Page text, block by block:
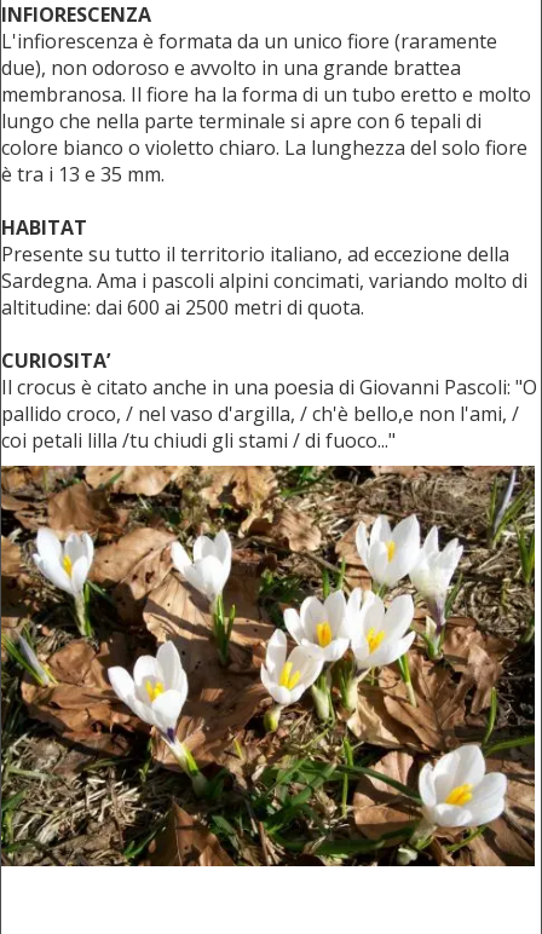
INFIORESCENZA
L'infiorescenza è formata da un unico fiore (raramente
due), non odoroso e avvolto in una grande brattea
membranosa. Il fiore ha la forma di un tubo eretto e molto
lungo che nella parte terminale si apre con 6 tepali di
colore bianco o violetto chiaro. La lunghezza del solo fiore
è tra i 13 e 35 mm.
HABITAT
Presente su tutto il territorio italiano, ad eccezione della
Sardegna. Ama i pascoli alpini concimati, variando molto di
altitudine: dai 600 ai 2500 metri di quota.
CURIOSITA’
Il crocus è citato anche in una poesia di Giovanni Pascoli: "O
pallido croco, / nel vaso d'argilla, / ch'è bello,e non l'ami, /
coi petali lilla /tu chiudi gli stami / di fuoco..."